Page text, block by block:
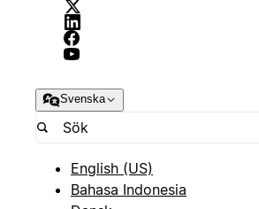
Svenska
English (US)
Bahasa Indonesia